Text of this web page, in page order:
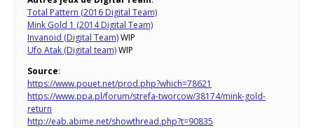
Total Pattern (2016 Digital Team)
Mink Gold 1 (2014 Digital Team)
Invanoid (Digital Team)WIP
Ufo Atak (Digital team)WIP
Source:
https://www.pouet.net/prod.php?which=78621
https://www.ppa.pl/forum/strefa-tworcow/38174/mink-gold-
return
http://eab.abime.net/showthread.php?t=90835